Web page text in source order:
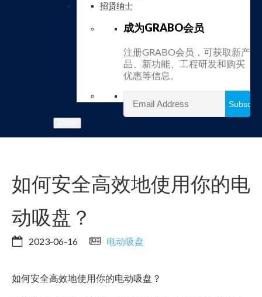
招贤纳士
成为GRABO会员
注册GRABO会员，可获取新产
品、新功能、工程研发和购买
优惠等信息。
如何安全高效地使用你的电
动吸盘？
2023-06-16 电动吸盘
如何安全高效地使用你的电动吸盘？